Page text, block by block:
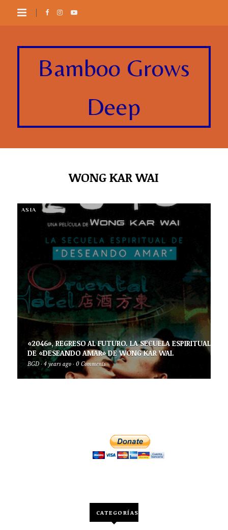
Bamboo Grows
Deep
WONG KAR WAI
ASIA
«2046», REGRESO AL FUTURO. LA SECUELA ESPIRITUAL
DE «DESEANDO AMAR» DE WONG KAR WAI.
BGD · 4 years ago · 0 Comments
CATEGORÍAS